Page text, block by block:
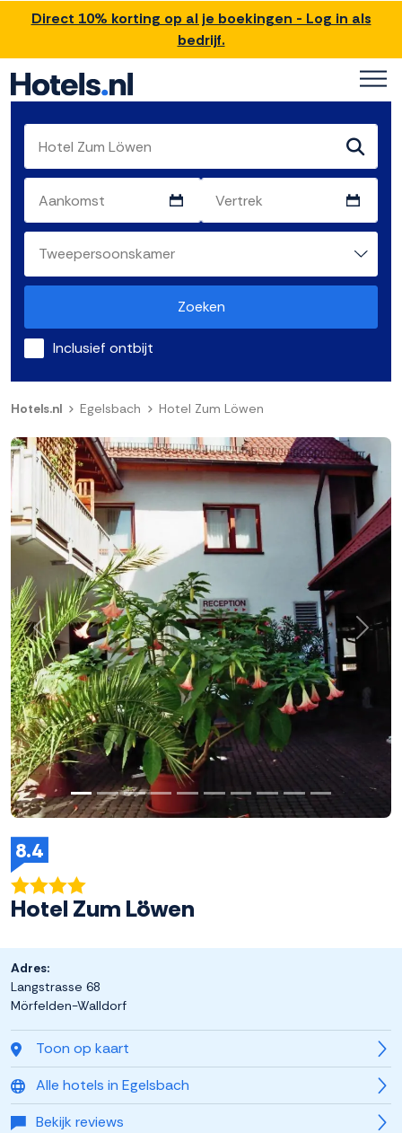
Direct 10% korting op al je boekingen - Log in als
bedrijf.
Zoeken
Inclusief ontbijt
Hotels.nl Egelsbach Hotel Zum Löwen
8.4
Hotel Zum Löwen
Toon op kaart
Alle hotels in Egelsbach
Bekijk reviews
Adres:
Langstrasse 68
Mörfelden-Walldorf